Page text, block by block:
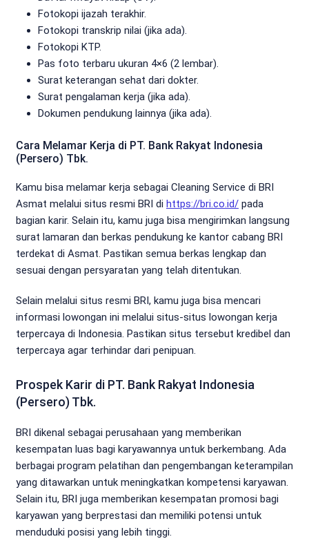
Fotokopi ijazah terakhir.
Fotokopi transkrip nilai (jika ada).
Fotokopi KTP.
Pas foto terbaru ukuran 4×6 (2 lembar).
Surat keterangan sehat dari dokter.
Surat pengalaman kerja (jika ada).
Dokumen pendukung lainnya (jika ada).
Cara Melamar Kerja di PT. Bank Rakyat Indonesia
(Persero) Tbk.
Kamu bisa melamar kerja sebagai Cleaning Service di BRI
Asmat melalui situs resmi BRI di https://bri.co.id/ pada
bagian karir. Selain itu, kamu juga bisa mengirimkan langsung
surat lamaran dan berkas pendukung ke kantor cabang BRI
terdekat di Asmat. Pastikan semua berkas lengkap dan
sesuai dengan persyaratan yang telah ditentukan.
Selain melalui situs resmi BRI, kamu juga bisa mencari
informasi lowongan ini melalui situs-situs lowongan kerja
terpercaya di Indonesia. Pastikan situs tersebut kredibel dan
terpercaya agar terhindar dari penipuan.
Prospek Karir di PT. Bank Rakyat Indonesia
(Persero) Tbk.
BRI dikenal sebagai perusahaan yang memberikan
kesempatan luas bagi karyawannya untuk berkembang. Ada
berbagai program pelatihan dan pengembangan keterampilan
yang ditawarkan untuk meningkatkan kompetensi karyawan.
Selain itu, BRI juga memberikan kesempatan promosi bagi
karyawan yang berprestasi dan memiliki potensi untuk
menduduki posisi yang lebih tinggi.